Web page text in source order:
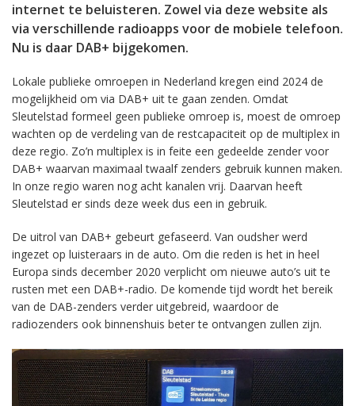
internet te beluisteren. Zowel via deze website als
via verschillende radioapps voor de mobiele telefoon.
Nu is daar DAB+ bijgekomen.
Lokale publieke omroepen in Nederland kregen eind 2024 de
mogelijkheid om via DAB+ uit te gaan zenden. Omdat
Sleutelstad formeel geen publieke omroep is, moest de omroep
wachten op de verdeling van de restcapaciteit op de multiplex in
deze regio. Zo’n multiplex is in feite een gedeelde zender voor
DAB+ waarvan maximaal twaalf zenders gebruik kunnen maken.
In onze regio waren nog acht kanalen vrij. Daarvan heeft
Sleutelstad er sinds deze week dus een in gebruik.
De uitrol van DAB+ gebeurt gefaseerd. Van oudsher werd
ingezet op luisteraars in de auto. Om die reden is het in heel
Europa sinds december 2020 verplicht om nieuwe auto’s uit te
rusten met een DAB+-radio. De komende tijd wordt het bereik
van de DAB-zenders verder uitgebreid, waardoor de
radiozenders ook binnenshuis beter te ontvangen zullen zijn.